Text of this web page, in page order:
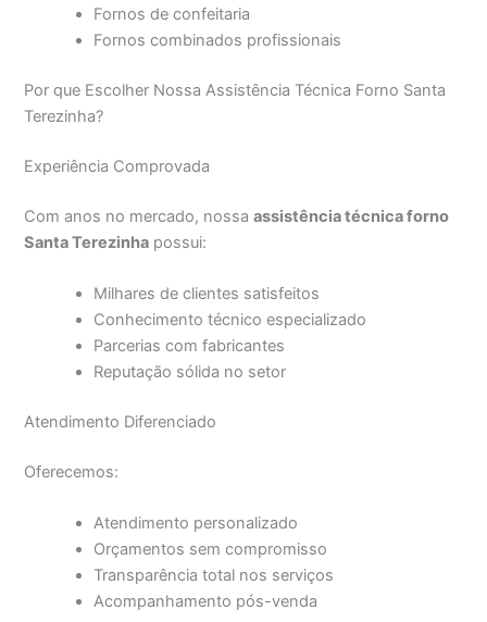
Fornos de confeitaria
Fornos combinados profissionais
Por que Escolher Nossa Assistência Técnica Forno Santa
Terezinha?
Experiência Comprovada
Com anos no mercado, nossaassistência técnica forno
Santa Terezinha possui:
Milhares de clientes satisfeitos
Conhecimento técnico especializado
Parcerias com fabricantes
Reputação sólida no setor
Atendimento Diferenciado
Oferecemos:
Atendimento personalizado
Orçamentos sem compromisso
Transparência total nos serviços
Acompanhamento pós-venda